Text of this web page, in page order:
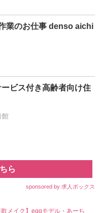
業のお仕事 denso aichi
ービス付き高齢者向け住
館
ら
sponsored by 求人ボックス
欺メイク】eggモデル・あーち